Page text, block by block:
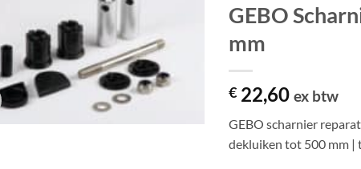
GEBO
mm
€ 22,60 ex btw
GEBO scharnier
dekluiken tot 500 mm |